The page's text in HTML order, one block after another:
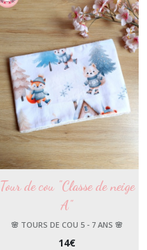
Tour de cou "Classe de neige
A"
🌸 TOURS DE COU 5 - 7 ANS 🌸
14€